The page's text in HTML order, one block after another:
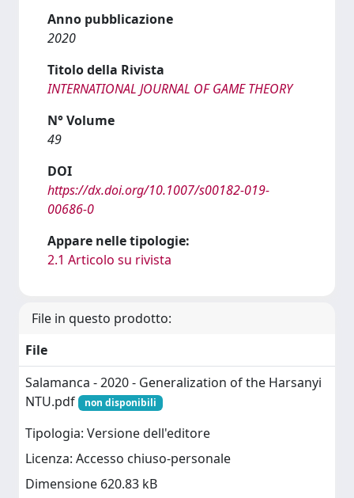
Anno pubblicazione
2020
Titolo della Rivista
INTERNATIONAL JOURNAL OF GAME THEORY
N° Volume
49
DOI
https://dx.doi.org/10.1007/s00182-019-
00686-0
Appare nelle tipologie:
2.1 Articolo su rivista
File in questo prodotto:
File
Salamanca - 2020 - Generalization of the Harsanyi
NTU.pdf
non disponibili
Tipologia: Versione dell'editore
Licenza: Accesso chiuso-personale
Dimensione 620.83 kB